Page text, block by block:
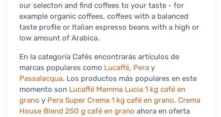
our selecton and find coffees to your taste - for
example organic coffees, coffees with a balanced
taste profile or Italian espresso beans with a high or
low amount of Arabica.
En la categoría Cafés encontrarás artículos de
marcas populares como Lucaffé, Pera y
Passalacqua. Los productos más populares en este
momento son Lucaffé Mamma Lucia 1 kg café en
grano y Pera Super Crema 1 kg café en grano. Crema
House Blend 250 g café en grano ahora en oferta